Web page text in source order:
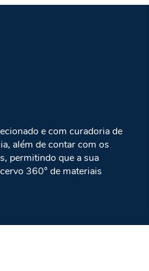
e com curadoria de
além de contar com os
permitindo que a sua
360° de materiais